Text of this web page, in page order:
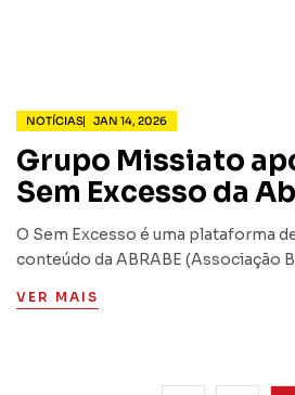
NOTÍCIAS JAN 14, 2026
Grupo Missiato
Sem Excesso da
O Sem Excesso é uma plataforma
conteúdo da ABRABE (Associação
o consumo responsável de bebidas
VER MAIS